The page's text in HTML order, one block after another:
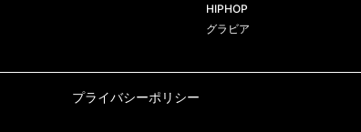
HIPHOP
グラビア
プライバシーポリシー